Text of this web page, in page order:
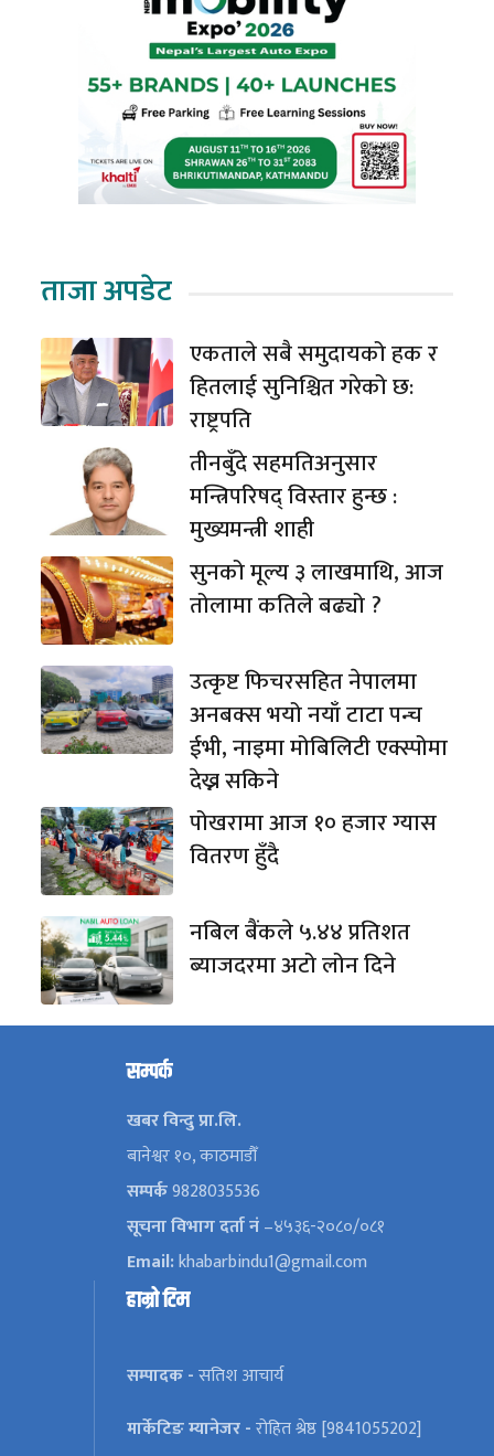
ताजा अपडेट
एकताले सबै समुदायको हक र
हितलाई सुनिश्चित गरेको छ:
राष्ट्रपति
तीनबुँदे सहमतिअनुसार
मन्त्रिपरिषद् विस्तार हुन्छ :
मुख्यमन्त्री शाही
सुनको मूल्य ३ लाखमाथि, आज
तोलामा कतिले बढ्यो ?
उत्कृष्ट फिचरसहित नेपालमा
अनबक्स भयो नयाँ टाटा पन्च
ईभी, नाइमा मोबिलिटी एक्स्पोमा
देख्न सकिने
पोखरामा आज १० हजार ग्यास
वितरण हुँदै
नबिल बैंकले ५.४४ प्रतिशत
ब्याजदरमा अटो लोन दिने
सम्पर्क
खबर विन्दु प्रा.लि.
बानेश्वर १०, काठमाडौँ
सम्पर्क9828035536
सूचना विभाग दर्ता नं–४५३६-२०८०/०८१
Email:khabarbindu1@gmail.com
हाम्रो टिम
सम्पादक -सतिश आचार्य
मार्केटिङ म्यानेजर -रोहित श्रेष्ठ [9841055202]